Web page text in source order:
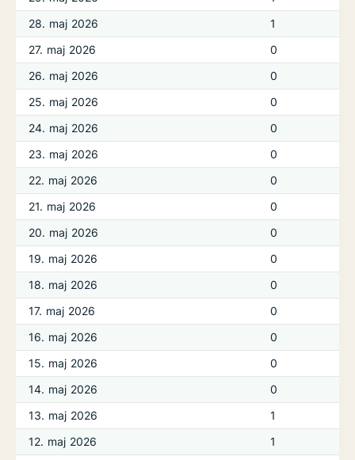
28. maj 2026
1
27. maj 2026
0
26. maj 2026
0
25. maj 2026
0
24. maj 2026
0
23. maj 2026
0
22. maj 2026
0
21. maj 2026
0
20. maj 2026
0
19. maj 2026
0
18. maj 2026
0
17. maj 2026
0
16. maj 2026
0
15. maj 2026
0
14. maj 2026
0
13. maj 2026
1
12. maj 2026
1